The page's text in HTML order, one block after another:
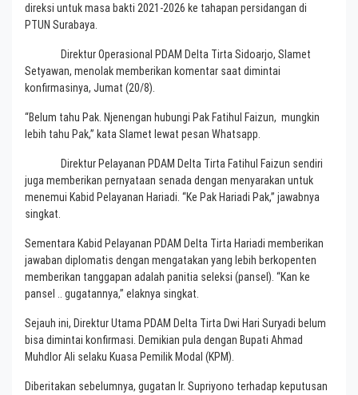
direksi untuk masa bakti 2021-2026 ke tahapan persidangan di
PTUN Surabaya.
Direktur Operasional PDAM Delta Tirta Sidoarjo, Slamet
Setyawan, menolak memberikan komentar saat dimintai
konfirmasinya, Jumat (20/8).
“Belum tahu Pak. Njenengan hubungi Pak Fatihul Faizun, mungkin
lebih tahu Pak,” kata Slamet lewat pesan Whatsapp.
Direktur Pelayanan PDAM Delta Tirta Fatihul Faizun sendiri
juga memberikan pernyataan senada dengan menyarakan untuk
menemui Kabid Pelayanan Hariadi. “Ke Pak Hariadi Pak,” jawabnya
singkat.
Sementara Kabid Pelayanan PDAM Delta Tirta Hariadi memberikan
jawaban diplomatis dengan mengatakan yang lebih berkopenten
memberikan tanggapan adalah panitia seleksi (pansel). “Kan ke
pansel .. gugatannya,” elaknya singkat.
Sejauh ini, Direktur Utama PDAM Delta Tirta Dwi Hari Suryadi belum
bisa dimintai konfirmasi. Demikian pula dengan Bupati Ahmad
Muhdlor Ali selaku Kuasa Pemilik Modal (KPM).
Diberitakan sebelumnya, gugatan Ir. Supriyono terhadap keputusan